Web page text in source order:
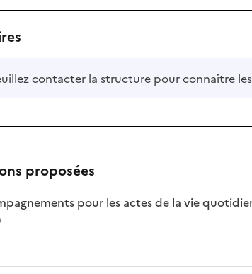
contacter la structure pour connaître
proposées
pour les actes de la vie
disponible